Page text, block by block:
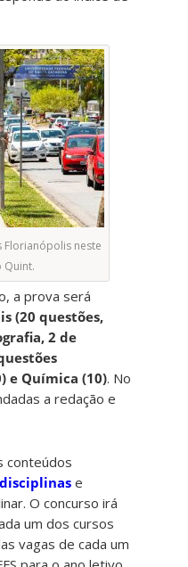
Florianópolis neste
Quint.
a prova será
(20 questões,
2 de
e Química (10). No
a redação e
conteúdos
e
O concurso irá
um dos cursos
vagas de cada um